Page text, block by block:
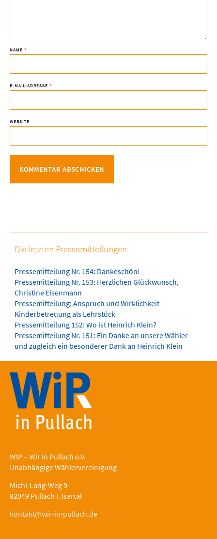
NAME *
E-MAIL-ADRESSE *
WEBSITE
Die letzten Pressemitteilungen
Pressemitteilung Nr. 154: Dankeschön!
Pressemitteilung Nr. 153: Herzlichen Glückwunsch,
Christine Eisenmann
Pressemitteilung: Anspruch und Wirklichkeit –
Kinderbetreuung als Lehrstück
Pressemitteilung 152: Wo ist Heinrich Klein?
Pressemitteilung Nr. 151: Ein Danke an unsere Wähler –
und zugleich ein besonderer Dank an Heinrich Klein
WIP – Wir in Pullach e.V.
Unabhängige Wählervereinigung
Michl-Lang-Weg 9
82049 Pullach i. Isartal
kontakt@wir-in-pullach.de